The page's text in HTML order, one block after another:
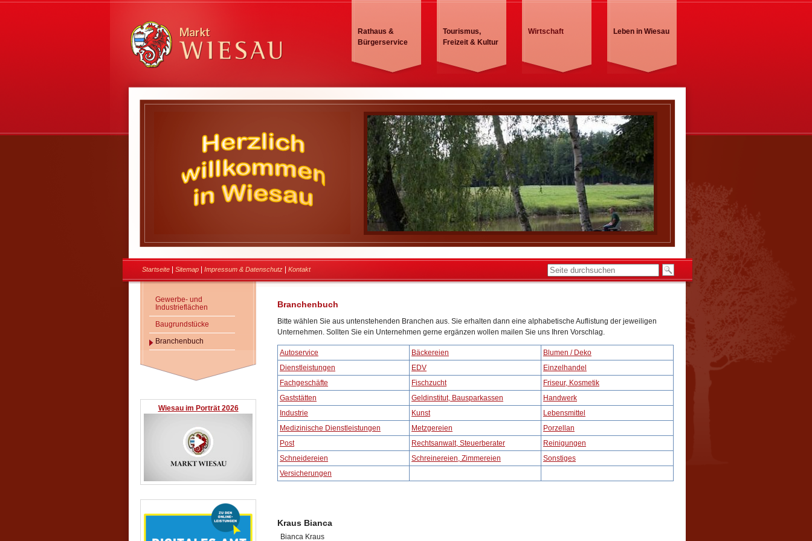
Rathaus &
Bürgerservice
Tourismus,
Freizeit & Kultur
Wirtschaft Leben in Wiesau
Startseite Sitemap Impressum & Datenschutz Kontakt
Branchenbuch
Bitte wählen Sie aus untenstehenden Branchen aus. Sie erhalten dann eine alphabetische Auflistung der jeweiligen
Unternehmen. Sollten Sie ein Unternehmen gerne ergänzen wollen mailen Sie uns Ihren Vorschlag.
Autoservice Bäckereien
Blumen / Deko
Dienstleistungen
EDV
Einzelhandel
Fachgeschäfte
Fischzucht
Friseur, Kosmetik
Gaststätten
Geldinstitut, Bausparkassen
Handwerk
Industrie
Kunst
Lebensmittel
Medizinische Dienstleistungen
Metzgereien
Porzellan
Post
Rechtsanwalt, Steuerberater
Reinigungen
Schneidereien
Schreinereien, Zimmereien
Sonstiges
Versicherungen
Kraus Bianca
Bianca Kraus
Gewerbe- und
Industrieflächen
Baugrundstücke
Branchenbuch
Wiesau im Porträt 2026